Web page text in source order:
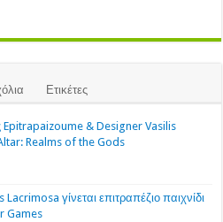
Ετικέτες
Epitrapaizoume & Designer Vasilis
Realms of the Gods
Lacrimosa γίνεται επιτραπέζιο παιχνίδι
Games